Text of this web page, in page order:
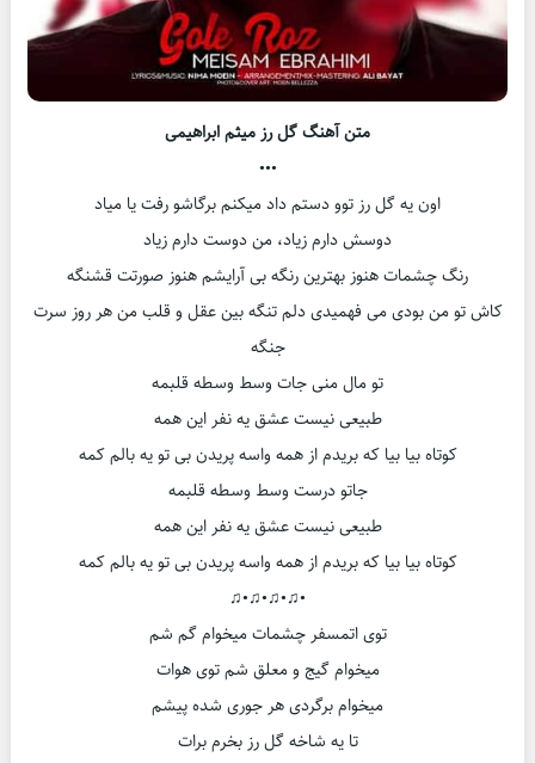
متن آهنگ گل رز میثم ابراهیمی
•••
اون یه گل رز توو دستم داد میکنم برگاشو رفت یا میاد
دوسش دارم زیاد، من دوست دارم زیاد
رنگ چشمات هنوز بهترین رنگه بی آرایشم هنوز صورتت قشنگه
کاش تو من بودی می فهمیدی دلم تنگه بین عقل و قلب من هر روز سرت
جنگه
تو مال منی جات وسط وسطه قلبمه
طبیعی نیست عشق یه نفر این همه
کوتاه بیا بیا که بریدم از همه واسه پریدن بی تو یه بالم کمه
جاتو درست وسط وسطه قلبمه
طبیعی نیست عشق یه نفر این همه
کوتاه بیا بیا که بریدم از همه واسه پریدن بی تو یه بالم کمه
•♫•♫•♫•♫
توی اتمسفر چشمات میخوام گم شم
میخوام گیج و معلق شم توی هوات
میخوام برگردی هر جوری شده پیشم
تا یه شاخه گل رز بخرم برات